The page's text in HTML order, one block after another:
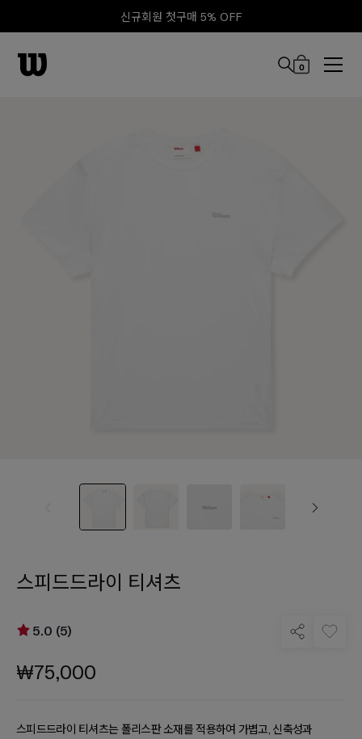
신규회원 첫구매 5% OFF
0
스피드드라이 티셔츠
5.0 (5)
₩75,000
스피드드라이 티셔츠는 폴리스판 소재를 적용하여 가볍고, 신축성과